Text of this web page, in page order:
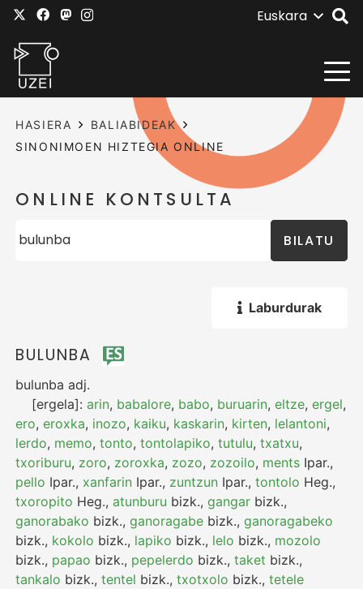
Euskara
HASIERA
BALIABIDEAK
SINONIMOEN HIZTEGIA ONLINE
ONLINE KONTSULTA
BILATU
Laburdurak
BULUNBA
bulunba adj.
[ergela]:arin, babalore, babo, buruarin,eltze,ergel,
ero,eroxka, inozo, kaiku, kaskarin, kirten, lelantoni,
lerdo, memo,tonto,tontolapiko,tutulu,txatxu,
txoriburu, zoro, zoroxka, zozo, zozoilo, ments Ipar.,
pello Ipar., xanfarin Ipar., zuntzun Ipar.,tontolo Heg.,
txoropito Heg.,atunburu bizk.,gangar bizk.,
ganorabako bizk.,ganoragabe bizk.,ganoragabeko
bizk., kokolo bizk., lapiko bizk., lelo bizk., mozolo
bizk., papao bizk., pepelerdo bizk.,taket bizk.,
tankalo bizk.,tentel bizk.,txotxolo bizk.,tetele